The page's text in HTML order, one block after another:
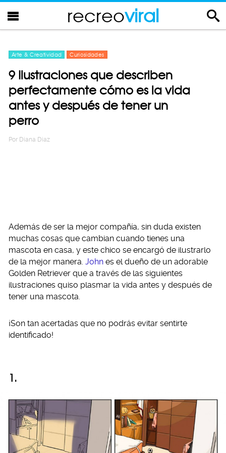
recreoviral
Arte & Creatividad Curiosidades
9 Ilustraciones que describen
perfectamente cómo es la vida
antes y después de tener un
perro
Por Diana Diaz
Además de ser la mejor compañía, sin duda existen
muchas cosas que cambian cuando tienes una
mascota en casa, y este chico se encargó de ilustrarlo
de la mejor manera. John es el dueño de un adorable
Golden Retriever que a través de las siguientes
ilustraciones quiso plasmar la vida antes y después de
tener una mascota.
¡Son tan acertadas que no podrás evitar sentirte
identificado!
1.